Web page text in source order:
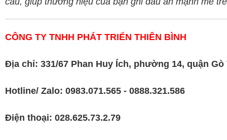
CÔNG TY TNHH PHÁT TRIỂN THIÊN BÌNH
Địa chỉ: 331/67 Phan Huy Ích, phường 14, quận Gò
Hotline/ Zalo: 0983.071.565 - 0888.321.586
Điện thoại: 028.625.73.2.79